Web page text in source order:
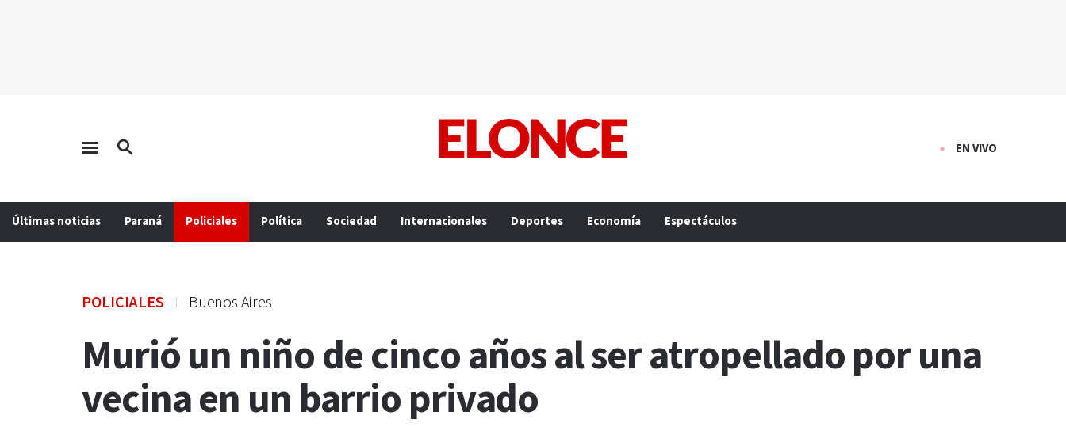
EN VIVO
Últimas noticias Paraná Policiales Política Sociedad Internacionales Deportes Economía Espectáculos
POLICIALES Buenos Aires
Murió un niño de cinco años al ser atropellado por una
vecina en un barrio privado